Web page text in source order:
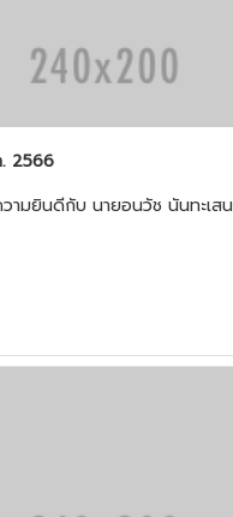
2566
ามยินดีกับ นายอนวัช นันทะเสน